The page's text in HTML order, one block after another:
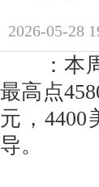
2026-05-28
：本周
最高点
元，
导。